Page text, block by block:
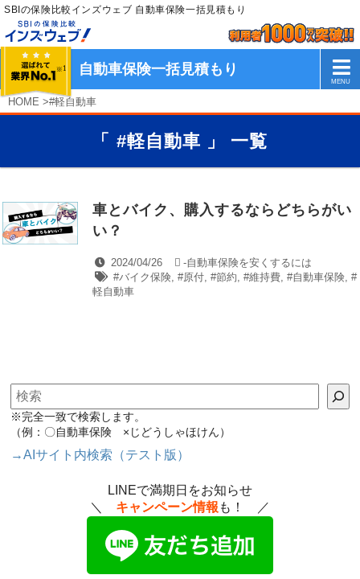
SBIの保険比較インズウェブ 自動車保険一括見積もり
自動車保険一括見積もり
HOME >#軽自動車
「 #軽自動車 」 一覧
車とバイク、購入するならどちらがい
い？
2024/04/26 -自動車保険を安くするには
#バイク保険, #原付, #節約, #維持費, #自動車保険, #
軽自動車
検索
※完全一致で検索します。
（例：〇自動車保険 ×じどうしゃほけん）
→AIサイト内検索（テスト版）
LINEで満期日をお知らせ
＼ キャンペーン情報 も！ ／